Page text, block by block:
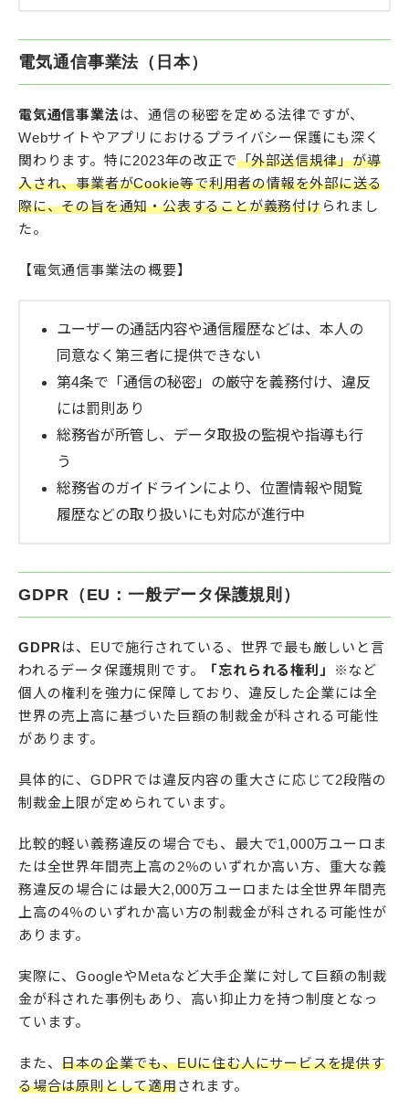
電気通信事業法（日本）
電気通信事業法 は、通信の秘密を定める法律ですが、
Webサイトやアプリにおけるプライバシー保護にも深く
関わります。特に2023年の改正で「外部送信規律」が導
入され、事業者がCookie等で利用者の情報を外部に送る
際に、その旨を通知・公表することが義務付けられまし
た。
【電気通信事業法の概要】
ユーザーの通話内容や通信履歴などは、本人の
同意なく第三者に提供できない
第4条で「通信の秘密」の厳守を義務付け、違反
には罰則あり
総務省が所管し、データ取扱の監視や指導も行
う
総務省のガイドラインにより、位置情報や閲覧
履歴などの取り扱いにも対応が進行中
GDPR（EU：一般データ保護規則）
GDPR は、EUで施行されている、世界で最も厳しいと言
われるデータ保護規則です。
「忘れられる権利」※ など
個人の権利を強力に保障しており、違反した企業には全
世界の売上高に基づいた巨額の制裁金が科される可能性
があります。
具体的に、GDPRでは違反内容の重大さに応じて2段階の
制裁金上限が定められています。
比較的軽い義務違反の場合でも、最大で1,000万ユーロま
たは全世界年間売上高の2％のいずれか高い方、重大な義
務違反の場合には最大2,000万ユーロまたは全世界年間売
上高の4％のいずれか高い方の制裁金が科される可能性が
あります。
実際に、GoogleやMetaなど大手企業に対して巨額の制裁
金が科された事例もあり、高い抑止力を持つ制度となっ
ています。
また、日本の企業でも、EUに住む人にサービスを提供す
る場合は原則として適用されます。